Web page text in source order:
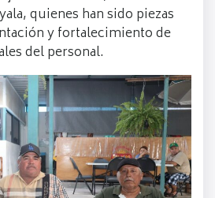
quienes han sido piezas
y fortalecimiento de
del personal.